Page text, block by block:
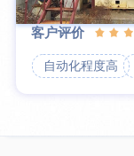
客户评价
自动化程度高